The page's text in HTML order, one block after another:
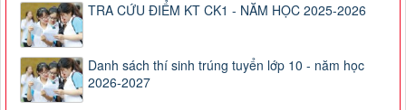
TRA CỨU ĐIỂM KT CK1 - NĂM HỌC 2025-2026
Danh sách thí sinh trúng tuyển lớp 10 - năm học
2026-2027